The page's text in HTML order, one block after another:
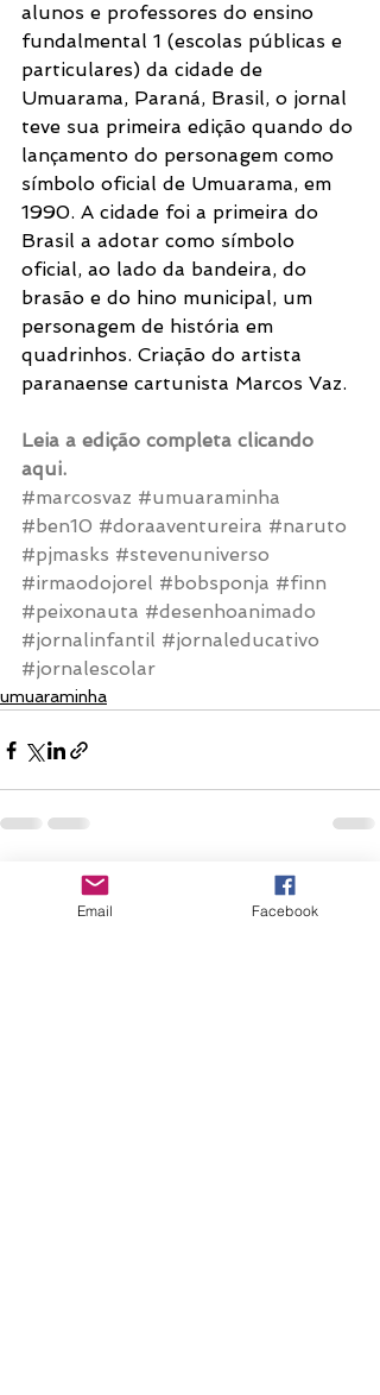
alunos e professores do ensino
fundalmental 1 (escolas públicas e
particulares) da cidade de
Umuarama, Paraná, Brasil, o jornal
teve sua primeira edição quando do
lançamento do personagem como
símbolo oficial de Umuarama, em
1990. A cidade foi a primeira do
Brasil a adotar como símbolo
oficial, ao lado da bandeira, do
brasão e do hino municipal, um
personagem de história em
quadrinhos. Criação do artista
paranaense cartunista Marcos Vaz.
Leia a edição completa clicando
aqui.
#marcosvaz #umuaraminha
#ben10 #doraaventureira #naruto
#pjmasks #stevenuniverso
#irmaodojorel #bobsponja #finn
#peixonauta #desenhoanimado
#jornalinfantil #jornaleducativo
#jornalescolar
umuaraminha
Posts recentes
Email Facebook